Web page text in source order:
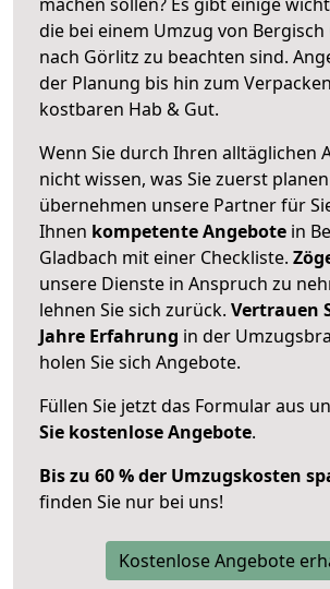
die bei einem Umzug von Bergisch
nach Görlitz zu beachten sind.
der Planung bis hin zum
kostbaren Hab & Gut.
Wenn Sie durch Ihren alltäglichen
nicht wissen, was Sie zuerst
übernehmen unsere Partner für
Ihnen kompetente Angebote in
Gladbach mit einer Checkliste.
unsere Dienste in Anspruch zu
lehnen Sie sich zurück. Vertrauen
Jahre Erfahrung in der
holen Sie sich Angebote.
Füllen Sie jetzt das Formular aus
Sie kostenlose Angebote.
Bis zu 60 % der Umzugskosten
finden Sie nur bei uns!
Kostenlose Angebote